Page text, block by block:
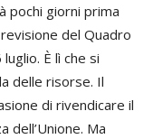
pochi giorni prima
del Quadro
luglio. È lì che si
delle risorse. Il
di rivendicare il
dell’Unione. Ma